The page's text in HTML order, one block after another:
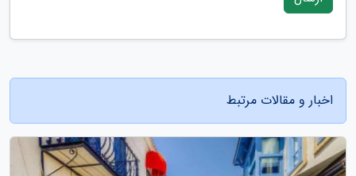
اخبار و مقالات مرتبط